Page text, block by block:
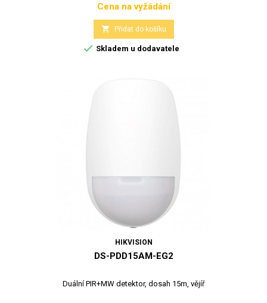
Cena
Cena na vyžádání
 Přidat do košíku
 Skladem u dodavatele
HIKVISION
DS-PDD15AM-EG2
Duální PIR+MW detektor, dosah 15m, vějíř